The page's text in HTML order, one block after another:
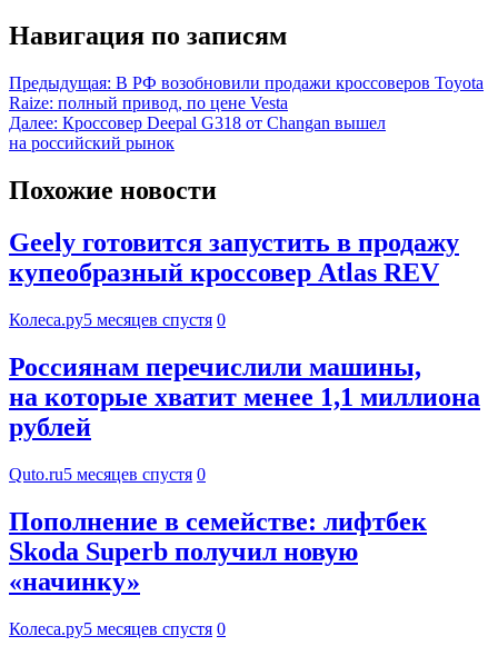
Навигация по записям
Предыдущая: В РФ возобновили продажи кроссоверов Toyota
Raize: полный привод, по цене Vesta
Далее: Кроссовер Deepal G318 от Changan вышел
на российский рынок
Похожие новости
Geely готовится запустить в продажу
купеобразный кроссовер Atlas REV
Колеса.ру5 месяцев спустя 0
Россиянам перечислили машины,
на которые хватит менее 1,1 миллиона
рублей
Quto.ru5 месяцев спустя 0
Пополнение в семействе: лифтбек
Skoda Superb получил новую
«начинку»
Колеса.ру5 месяцев спустя 0